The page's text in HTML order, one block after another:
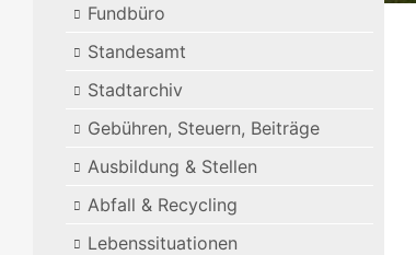
Fundbüro
Standesamt
Stadtarchiv
Gebühren, Steuern, Beiträge
Ausbildung & Stellen
Abfall & Recycling
Lebenssituationen